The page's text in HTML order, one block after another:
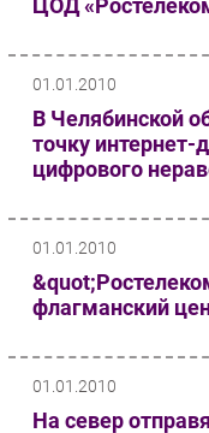
01.01.2010
В Челябинской
точку интернет-
цифрового
01.01.2010
флагманский
01.01.2010
На север